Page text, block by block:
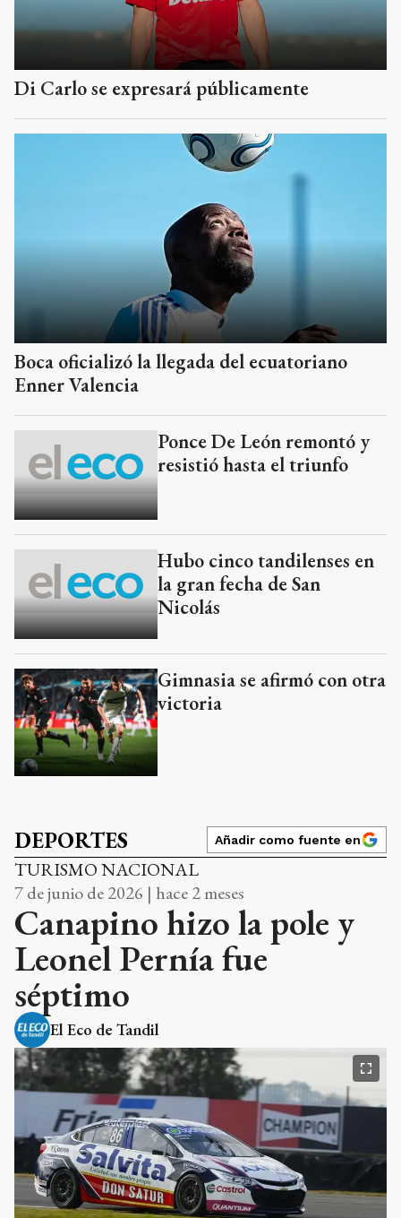
Di Carlo se expresará públicamente
Boca oficializó la llegada del ecuatoriano
Enner Valencia
Ponce De León remontó y
resistió hasta el triunfo
Hubo cinco tandilenses en
la gran fecha de San
Nicolás
Gimnasia se afirmó con otra
victoria
DEPORTES Añadir como fuente en
TURISMO NACIONAL
7 de junio de 2026 | hace 2 meses
Canapino hizo la pole y
Leonel Pernía fue
séptimo
El Eco de Tandil